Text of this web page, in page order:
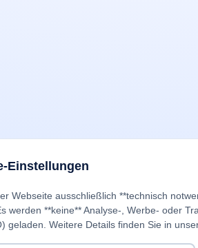
Einstellungen
Webseite ausschließlich **technisch
werden **keine** Analyse-, Werbe- oder
geladen. Weitere Details finden Sie in